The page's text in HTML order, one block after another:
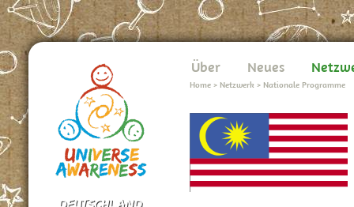
Über Neues
Home > Netzwerk > Nationale Programme